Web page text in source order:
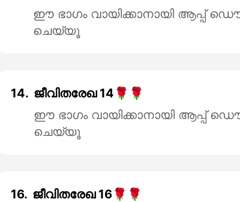
ഈ ഭാഗം വായിക്കാനായി ആപ്പ്
ചെയ്യൂ
14. ജീവിതരേഖ 14🌹🌹
ഈ ഭാഗം വായിക്കാനായി ആപ്പ്
ചെയ്യൂ
16. ജീവിതരേഖ 16🌹🌹